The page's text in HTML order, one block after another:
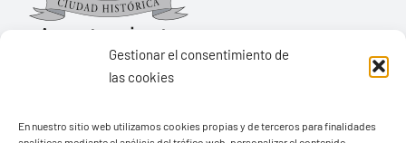
Gestionar el consentimiento de
las cookies
En nuestro sitio web utilizamos cookies propias y de terceros para finalidades
Pza. de Los Remedios, 1